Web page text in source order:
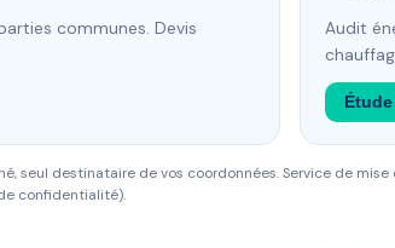
communes. Devis
Audit
seul destinataire de vos coordonnées. Service de
confidentialité).